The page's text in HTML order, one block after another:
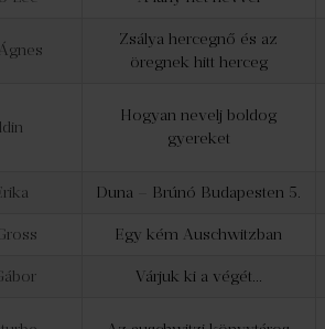
Zsálya hercegnő és az
öregnek hitt herceg
Hogyan nevelj boldog
gyereket
Duna – Brúnó Budapesten 5.
Egy kém Auschwitzban
Várjuk ki a végét…